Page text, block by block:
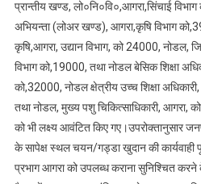
प्रान्तीय खण्ड, लो०नि०वि०,आगरा,सिंचाई
अभियन्ता (लोअर खण्ड), आगरा,कृषि विभाग
कृषि,आगरा, उद्यान विभाग, को 24000, नोडल,
विभाग को,19000, तथा नोडल बेसिक शिक्षा
को,32000, नोडल क्षेत्रीय उच्च शिक्षा
तथा नोडल, मुख्य पशु चिकित्साधिकारी, आगरा, को
को भी लक्ष्य आवंटित किए गए।उपरोक्तानुसार
के सापेक्ष स्थल चयन/गड्डा खुदान की कार्यवाही
प्रभाग आगरा को उपलब्ध कराना सुनिश्चित करने